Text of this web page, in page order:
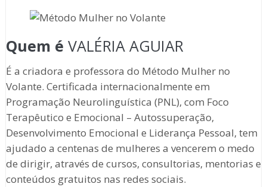
Quem é VALÉRIA AGUIAR
É a criadora e professora do Método Mulher no
Volante. Certificada internacionalmente em
Programação Neurolinguística (PNL), com Foco
Terapêutico e Emocional – Autossuperação,
Desenvolvimento Emocional e Liderança Pessoal, tem
ajudado a centenas de mulheres a vencerem o medo
de dirigir, através de cursos, consultorias, mentorias e
conteúdos gratuitos nas redes sociais.